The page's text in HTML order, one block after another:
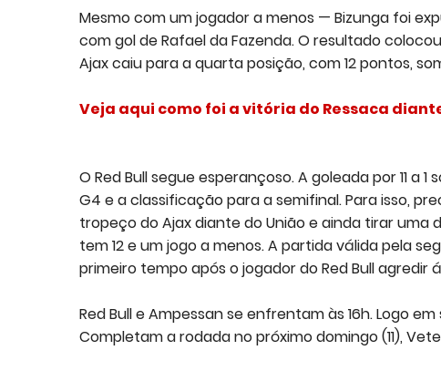
Mesmo com um jogador a menos — Bizunga foi
com gol de Rafael da Fazenda. O resultado
Ajax caiu para a quarta posição, com 12 pontos,
Veja aqui como foi avitória do Ressaca
O Red Bull segue esperançoso. A goleada por 11
G4 e a classificação para a semifinal. Para isso,
tropeço do Ajax diante do União e ainda tirar uma
tem 12 e um jogo a menos. A partida válida pela
primeiro tempo após o jogador do Red Bull
Red Bull e Ampessan se enfrentam às 16h. Logo
Completam a rodada no próximo domingo (11),